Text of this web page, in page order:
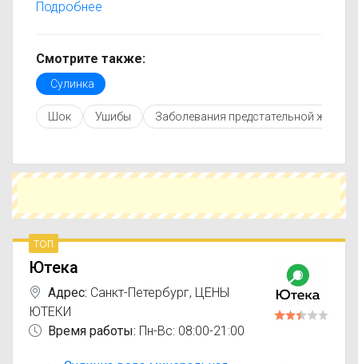
быстро найти, где купить Сулинка по
только актуальные данные.
Перед покупкой рекомендуется ознакомиться с
инструкцией по применению, показаниями и
противопоказаниями. При необходимости вы
можете подобрать аналоги Сулинка с похожим
Чтобы купить Сулинка в ближайшей аптеке,
укажите свой город и сравните предложения.
оптимальный вариант по цене и наличию.
Подробнее
Смотрите также:
Сулинка
Шок Ушибы Заболевания предстательной железы
топ
Ютека
Адрес: Санкт-Петербург, ЦЕНЫ
ЮТЕКИ
Время работы: Пн-Вс: 08:00-21:00